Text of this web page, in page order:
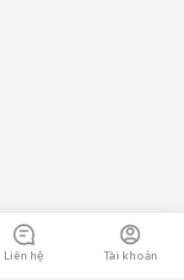
Liên hệ Tài khoản